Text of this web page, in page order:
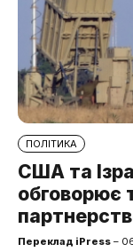
ПОЛІТИКА
США та
обговорює
Переклад iPress –